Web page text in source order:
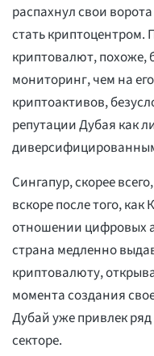
распахнул свои
стать криптоцентром.
криптовалют, похоже,
мониторинг, чем на
криптоактивов,
репутации Дубая как
Сингапур, скорее
вскоре после того,
отношении цифровых
страна медленно
криптовалюту,
момента создания
Дубай уже привлек
секторе.